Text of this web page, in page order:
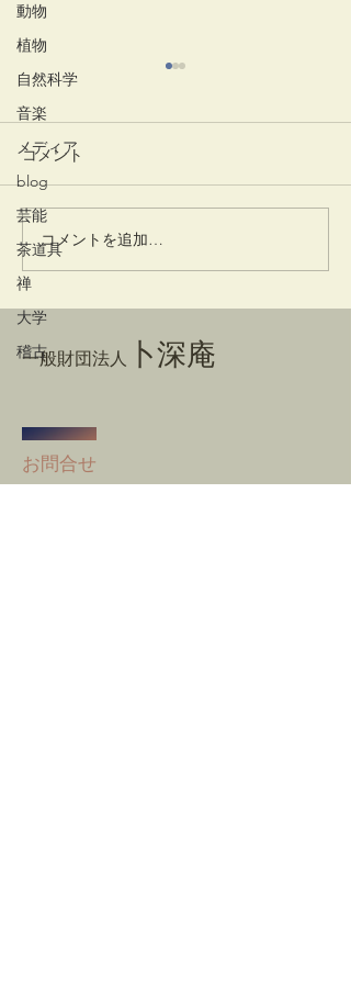
動物
植物
自然科学
音楽
メディア
blog
芸能
茶道具
禅
大学
稽古
かはず
コメント
コメントを追加…
一般財団法人 卜深庵
​お問合せ